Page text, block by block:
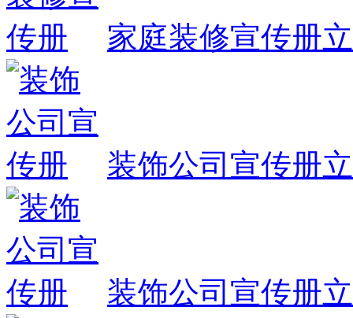
家庭装修宣传册
装饰公司宣传册
装饰公司宣传册